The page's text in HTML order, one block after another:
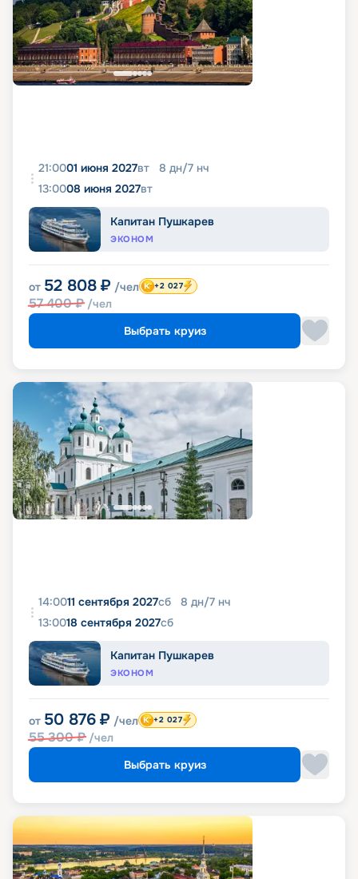
21:0001 июня 2027вт 8 дн/7 нч
13:0008 июня 2027вт
Капитан Пушкарев
ЭКОНОМ
от 52 808 ₽ /чел
57 400₽ /чел
+2 027
Выбрать круиз
14:0011 сентября 2027сб 8 дн/7 нч
13:0018 сентября 2027сб
Капитан Пушкарев
ЭКОНОМ
от 50 876 ₽ /чел
55 300₽ /чел
+2 027
Выбрать круиз